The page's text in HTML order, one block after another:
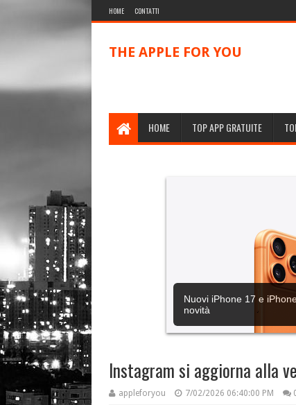
HOME CONTATTI
THE APPLE FOR YOU
HOME TOP APP GRATUITE
Nuovi iPhone 17 e
novità
Instagram si aggiorna alla
appleforyou 7/02/2026 06:40:00 PM